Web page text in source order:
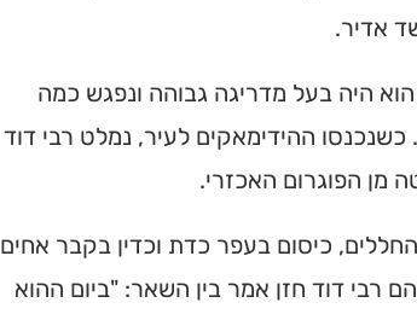
אדיר.
הוא היה בעל מדריגה גבוהה ונפגש כמה
ההידימאקים לעיר, נמלט רבי דוד
מן הפוגרום האכזרי.
כיסום בעפר כדת וכדין בקבר אחים
רבי דוד חזן אמר בין השאר: "ביום ההוא